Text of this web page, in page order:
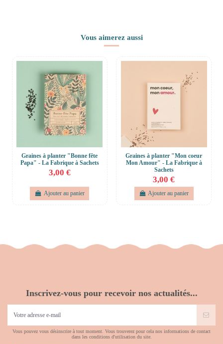
Vous aimerez aussi
Graines à planter "Bonne fête
Papa" - La Fabrique à Sachets
3,00 €
Ajouter au panier
Graines à planter "Mon coeur
Mon Amour" - La Fabrique à
Sachets
3,00 €
Ajouter au panier
Inscrivez-vous pour recevoir nos actualités...
Vous pouvez vous désinscrire à tout moment. Vous trouverez pour cela nos informations de contact
dans les conditions d'utilisation du site.